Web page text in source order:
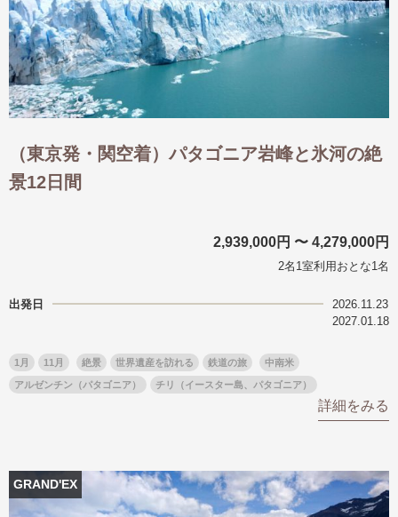
（東京発・関空着）パタゴニア岩峰と氷河の絶
景12日間
2,939,000円 〜 4,279,000円
2名1室利用おとな1名
出発日
2026.11.23
2027.01.18
1月 11月 絶景 世界遺産を訪れる 鉄道の旅 中南米
アルゼンチン（パタゴニア） チリ（イースター島、パタゴニア）
詳細をみる
GRAND'EX